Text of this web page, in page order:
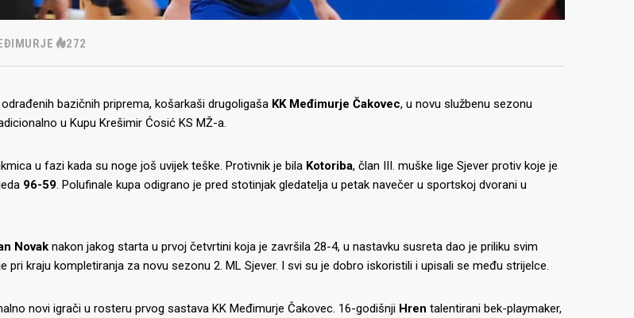
272
bazičnih priprema, košarkaši drugoligaša KK Međimurje Čakovec, u novu službenu sezonu
u Kupu Krešimir Ćosić KS MŽ-a.
u fazi kada su noge još uvijek teške. Protivnik je bila Kotoriba, član III. muške lige Sjever protiv koje je
96-59. Polufinale kupa odigrano je pred stotinjak gledatelja u petak navečer u sportskoj dvorani u
Novak nakon jakog starta u prvoj četvrtini koja je završila 28-4, u nastavku susreta dao je priliku svim
pri kraju kompletiranja za novu sezonu 2. ML Sjever. I svi su je dobro iskoristili i upisali se među strijelce.
novi igrači u rosteru prvog sastava KK Međimurje Čakovec. 16-godišnji Hren talentirani bek-playmaker,